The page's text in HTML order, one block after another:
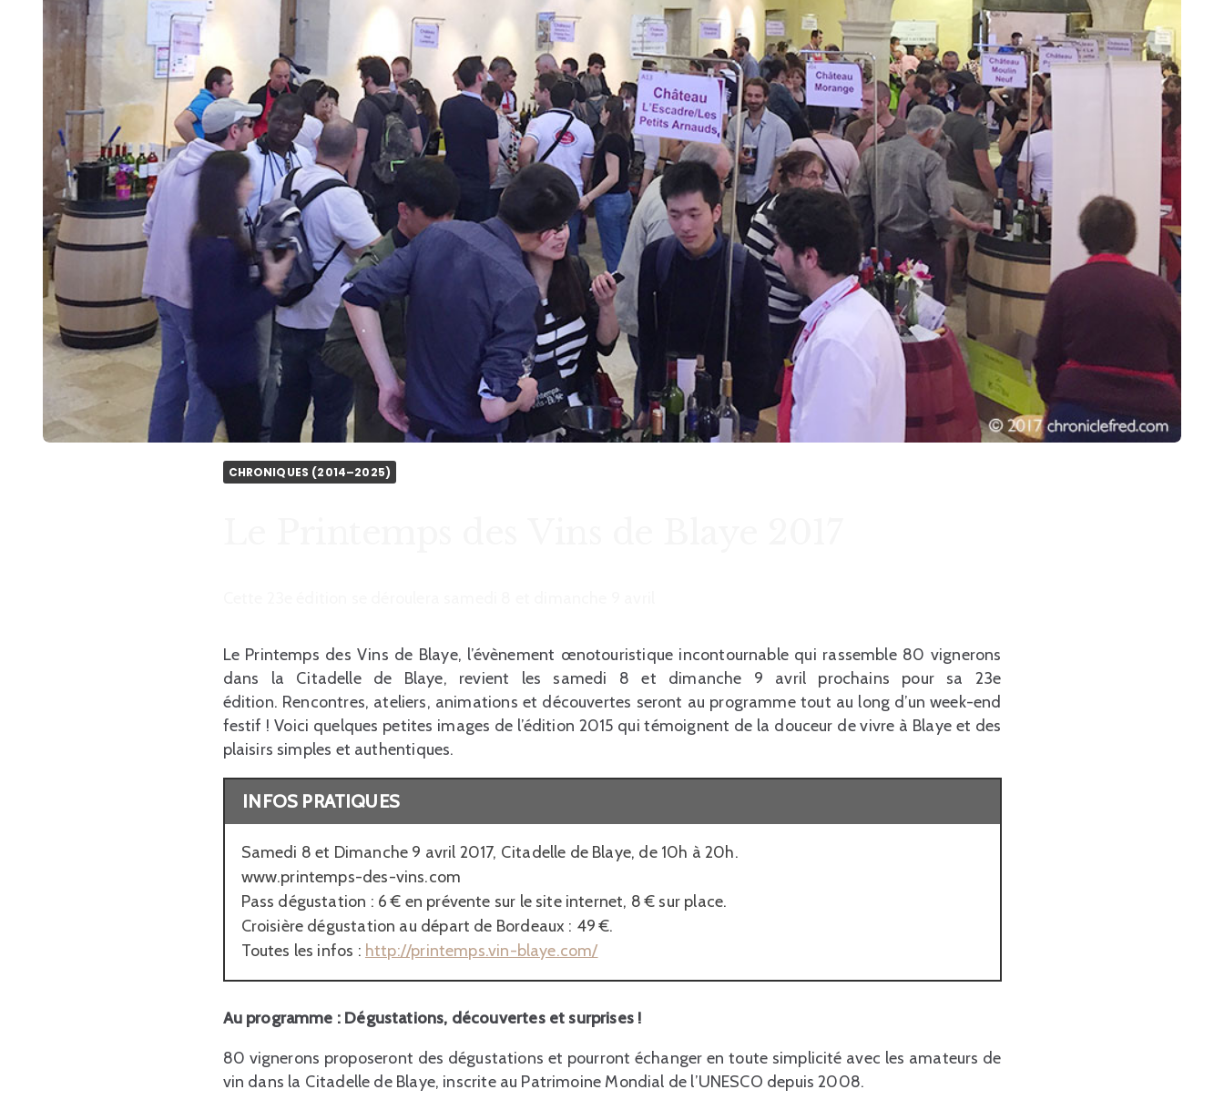
CHRONIQUES (2014–2025)
Le Printemps des Vins de Blaye, l’évènement œnotouristique incontournable qui rassemble 80 vignerons
dans la Citadelle de Blaye, revient les samedi 8 et dimanche 9 avril prochains pour sa 23e
édition. Rencontres, ateliers, animations et découvertes seront au programme tout au long d’un week-end
festif ! Voici quelques petites images de l’édition 2015 qui témoignent de la douceur de vivre à Blaye et des
plaisirs simples et authentiques.
INFOS PRATIQUES
Samedi 8 et Dimanche 9 avril 2017, Citadelle de Blaye, de 10h à 20h.
www.printemps-des-vins.com
Pass dégustation : 6 € en prévente sur le site internet, 8 € sur place.
Croisière dégustation au départ de Bordeaux : 49 €.
Toutes les infos : http://printemps.vin-blaye.com/
Au programme : Dégustations, découvertes et surprises !
80 vignerons proposeront des dégustations et pourront échanger en toute simplicité avec les amateurs de
vin dans la Citadelle de Blaye, inscrite au Patrimoine Mondial de l’UNESCO depuis 2008.